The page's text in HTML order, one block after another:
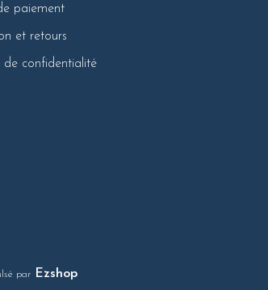
paiement
et retours
de confidentialité
par Ezshop